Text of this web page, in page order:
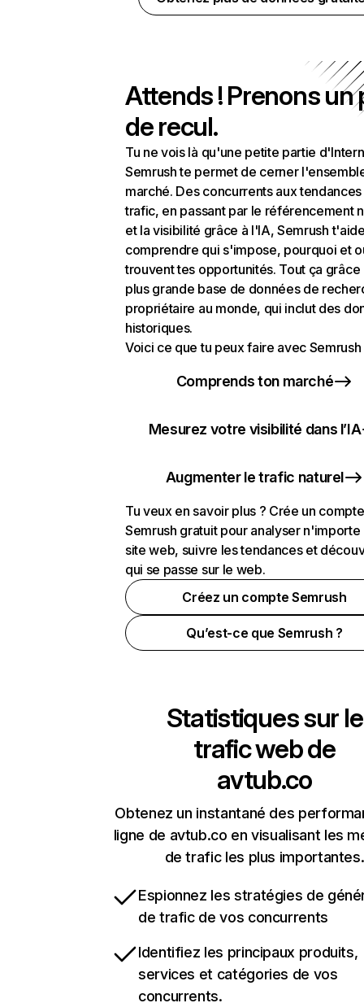
Attends ! Prenons un
de recul.
Tu ne vois là qu'une petite partie
Semrush te permet de cerner
marché. Des concurrents aux
trafic, en passant par le référencement
et la visibilité grâce à l'IA, Semrush
comprendre qui s'impose, pourquoi et
trouvent tes opportunités. Tout ça grâce
plus grande base de données de
propriétaire au monde, qui inclut des
historiques.
Voici ce que tu peux faire avec Semrush
Comprends ton marché
Mesurez votre visibilité dans l’IA
Augmenter le trafic naturel
Tu veux en savoir plus ? Crée un compte
Semrush gratuit pour analyser n'importe
site web, suivre les tendances et
qui se passe sur le web.
Créez un compte Semrush
Qu’est-ce que Semrush ?
Statistiques sur le
trafic web de
avtub.co
Obtenez un instantané des
ligne de avtub.co en visualisant les
de trafic les plus importantes.
Espionnez les stratégies de
de trafic de vos concurrents
Identifiez les principaux produits,
services et catégories de vos
concurrents.